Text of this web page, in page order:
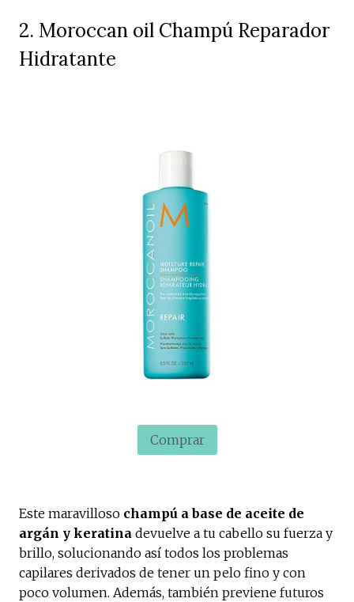
2. Moroccan oil Champú Reparador
Hidratante
Comprar
Este maravilloso champú a base de aceite de
argán y keratina devuelve a tu cabello su fuerza y
brillo, solucionando así todos los problemas
capilares derivados de tener un pelo fino y con
poco volumen. Además, también previene futuros